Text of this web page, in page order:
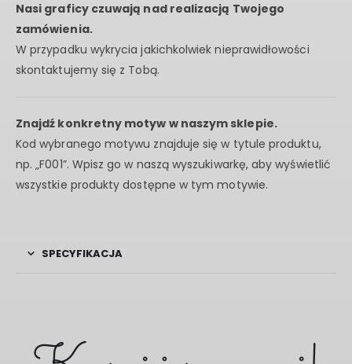
Nasi graficy czuwają nad realizacją Twojego
zamówienia.
W przypadku wykrycia jakichkolwiek nieprawidłowości
skontaktujemy się z Tobą.
Znajdź konkretny motyw w naszym sklepie.
Kod wybranego motywu znajduje się w tytule produktu,
np. „F001”. Wpisz go w naszą wyszukiwarkę, aby wyświetlić
wszystkie produkty dostępne w tym motywie.
SPECYFIKACJA